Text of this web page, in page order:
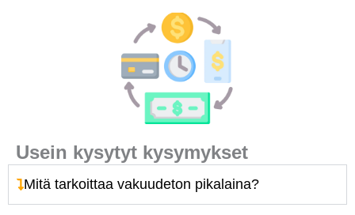
Usein kysytyt kysymykset
Mitä tarkoittaa vakuudeton pikalaina?